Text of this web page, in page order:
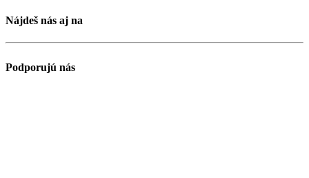
Nájdeš nás aj na
Podporujú nás